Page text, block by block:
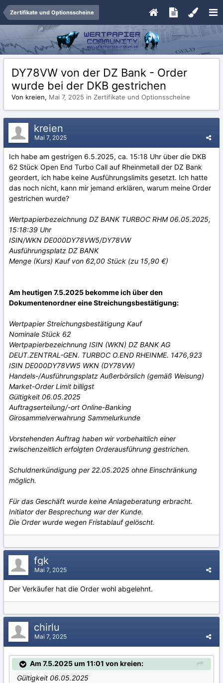
Zertifikate und Optionsscheine
DY78VW von der DZ Bank - Order
wurde bei der DKB gestrichen
Von kreien, Mai 7, 2025 in Zertifikate und Optionsscheine
kreien
Mai 7, 2025
Ich habe am gestrigen 6.5.2025, ca. 15:18 Uhr über die DKB
62 Stück Open End Turbo Call auf Rheinmetall der DZ Bank
geordert, ich habe keine Ausführungslimits gesetzt. Ich hatte
das noch nicht, kann mir jemand erklären, warum meine Order
gestrichen wurde?
Wertpapierbezeichnung DZ BANK TURBOC RHM 06.05.2025,
15:18:39 Uhr
ISIN/WKN DE000DY78VW5/DY78VW
Ausführungsplatz DZ BANK
Menge (Kurs) Kauf von 62,00 Stück (zu 15,90 €)
Am heutigen 7.5.2025 bekomme ich über den
Dokumentenordner eine Streichungsbestätigung:
Wertpapier Streichungsbestätigung Kauf
Nominale Stück 62
Wertpapierbezeichnung ISIN (WKN) DZ BANK AG
DEUT.ZENTRAL-GEN. TURBOC O.END RHEINME. 1476,923
ISIN DE000DY78VW5 WKN (DY78VW)
Handels-/Ausführungsplatz Außerbörslich (gemäß Weisung)
Market-Order Limit billigst
Gültigkeit 06.05.2025
Auftragserteilung/-ort Online-Banking
Girosammelverwahrung Sammelurkunde
Vorstehenden Auftrag haben wir vorbehaltlich einer
zwischenzeitlich erfolgten Orderausführung gestrichen.
Schuldnerkündigung per 22.05.2025 ohne Einschränkung
möglich.
Für das Geschäft wurde keine Anlageberatung erbracht.
Initiator der Besprechung war der Kunde.
Die Order wurde wegen Fristablauf gelöscht.
fgk
Mai 7, 2025
Der Verkäufer hat die Order wohl abgelehnt.
chirlu
Mai 7, 2025
Am 7.5.2025 um 11:01 von kreien:
Gültigkeit 06.05.2025